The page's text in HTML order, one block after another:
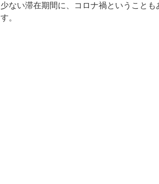
少ない滞在期間に、コロナ禍ということ
す。